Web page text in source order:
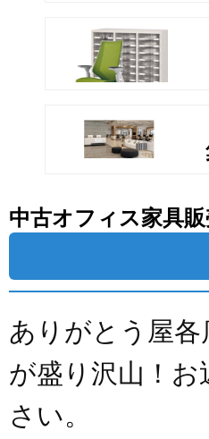
中古オフィス家具
ありがとう屋
が盛り沢山！
さい。